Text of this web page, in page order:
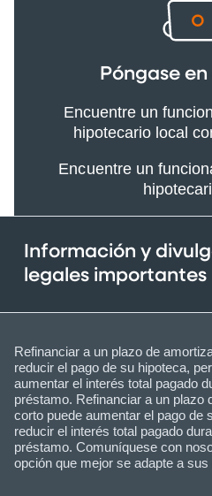
Póngase
Encuentre un
hipotecario local
Encuentre un
Información y
legales importantes
Refinanciar a un plazo de
reducir el pago de su hipoteca,
aumentar el interés total pagado
préstamo. Refinanciar a un plazo
corto puede aumentar el pago de
reducir el interés total pagado
préstamo. Comuníquese con
opción que mejor se adapte a